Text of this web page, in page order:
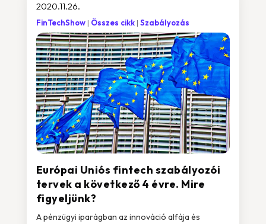
Európai Uniós fintech szabályozói
tervek a következő 4 évre. Mire
figyeljünk?
2020.11.26.
FinTechShow Összes cikk Szabályozás
A pénzügyi iparágban az innováció alfája és